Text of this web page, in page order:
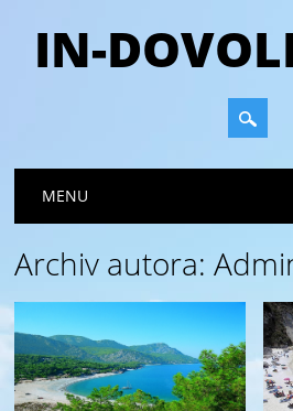
IN-
Hlavní navigační
webu
MENU
Archiv autora: